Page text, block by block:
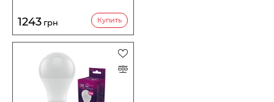
1243 грн Купить